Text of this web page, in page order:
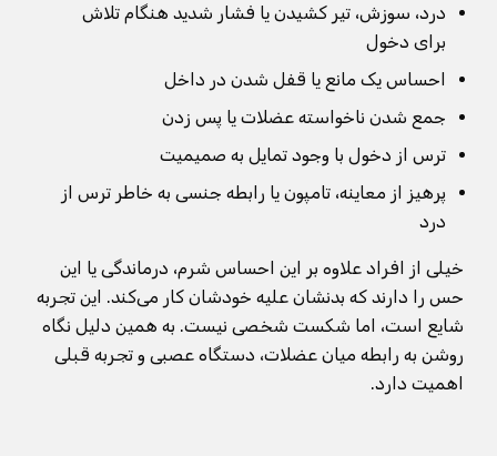
درد، سوزش، تیر کشیدن یا فشار شدید هنگام تلاش
برای دخول
احساس یک مانع یا قفل شدن در داخل
جمع شدن ناخواسته عضلات یا پس زدن
ترس از دخول با وجود تمایل به صمیمیت
پرهیز از معاینه، تامپون یا رابطه جنسی به خاطر ترس از
درد
خیلی از افراد علاوه بر این احساس شرم، درماندگی یا این
حس را دارند که بدنشان علیه خودشان کار می‌کند. این تجربه
شایع است، اما شکست شخصی نیست. به همین دلیل نگاه
روشن به رابطه میان عضلات، دستگاه عصبی و تجربه قبلی
اهمیت دارد.